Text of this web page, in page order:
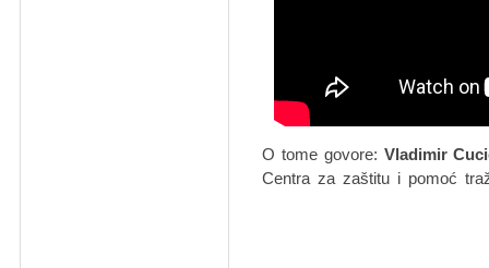
O tome govore: Vladimir
Centra za zaštitu i pomoć